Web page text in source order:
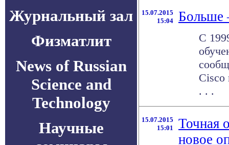
Журнальный зал
Физматлит
News of Russian
Science and
Technology
Научные
15.07.2015
15:04
Больше
C
Cisco
. . .
15.07.2015
15:01
Точная
новое